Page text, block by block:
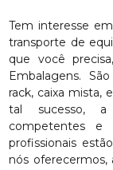
Tem interesse
transporte de
que você
Embalagens.
rack, caixa mista,
tal sucesso, a
competentes e
profissionais
nós